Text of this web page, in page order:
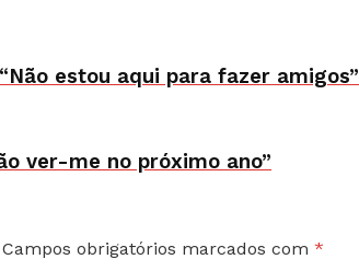
estou aqui para fazer amigos”
ver-me no próximo ano”
Campos obrigatórios marcados com *